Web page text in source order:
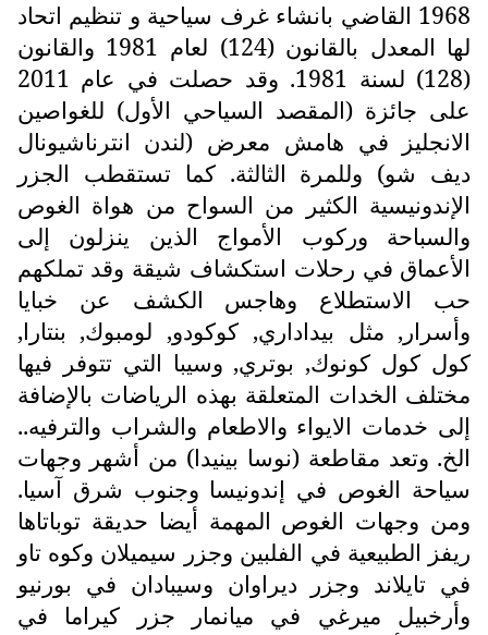
1968 القاضي بانشاء غرف سياحية و تنظيم اتحاد
لها المعدل بالقانون (124) لعام 1981 والقانون
(128) لسنة 1981. وقد حصلت في عام 2011
على جائزة (المقصد السياحي الأول) للغواصين
الانجليز في هامش معرض (لندن انترناشيونال
ديف شو) وللمرة الثالثة. كما تستقطب الجزر
الإندونيسية الكثير من السواح من هواة الغوص
والسباحة وركوب الأمواج الذين ينزلون إلى
الأعماق في رحلات استكشاف شيقة وقد تملكهم
حب الاستطلاع وهاجس الكشف عن خبايا
وأسرار, مثل بيداداري, كوكودو, لومبوك, بنتارا,
كول كول كونوك, بوتري, وسيبا التي تتوفر فيها
مختلف الخدات المتعلقة بهذه الرياضات بالإضافة
إلى خدمات الايواء والاطعام والشراب والترفيه..
الخ. وتعد مقاطعة (نوسا بينيدا) من أشهر وجهات
سياحة الغوص في إندونيسا وجنوب شرق آسيا.
ومن وجهات الغوص المهمة أيضا حديقة توباتاها
ريفز الطبيعية في الفلبين وجزر سيميلان وكوه تاو
في تايلاند وجزر ديراوان وسيبادان في بورنيو
وأرخبيل ميرغي في ميانمار جزر كيراما في